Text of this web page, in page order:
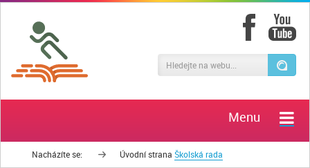
Menu
Nacházíte se: Úvodní strana Školská rada